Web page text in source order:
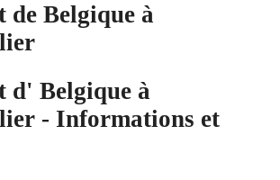
de Belgique à
d' Belgique à
- Informations et